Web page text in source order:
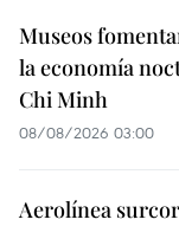
Museos
la economía
Chi Minh
08/08/2026 03:00
Aerolínea